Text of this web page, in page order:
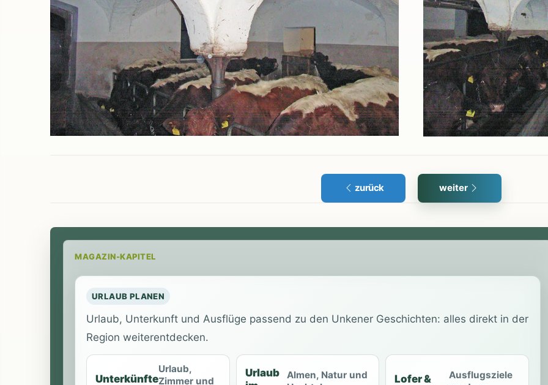
zurück weiter
MAGAZIN-KAPITEL
URLAUB PLANEN
Urlaub, Unterkunft und Ausflüge passend zu den Unkener Geschichten: alles direkt in der
Region weiterentdecken.
Unterkünfte
Urlaub,
Zimmer und
Urlaub
Almen, Natur und
Lofer &
Ausflugsziele